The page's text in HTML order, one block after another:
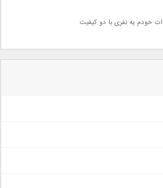
خودم یه نفری با دو کیفیت